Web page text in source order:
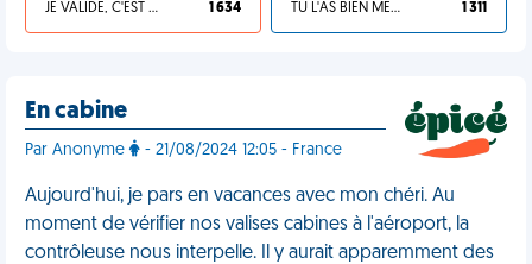
JE VALIDE, C'EST UNE VDM 1 634 TU L'AS BIEN MÉRITÉ 1 311
En cabine
Par Anonyme - 21/08/2024 12:05 - France
Aujourd'hui, je pars en vacances avec mon chéri. Au
moment de vérifier nos valises cabines à l'aéroport, la
contrôleuse nous interpelle. Il y aurait apparemment des